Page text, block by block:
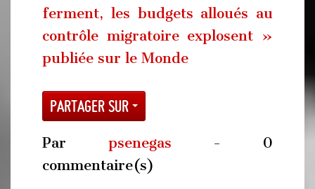
ferment, les budgets ­alloués au
contrôle migratoire explosent »
publiée sur le Monde
Partager sur
Par psenegas - 0
commentaire(s)